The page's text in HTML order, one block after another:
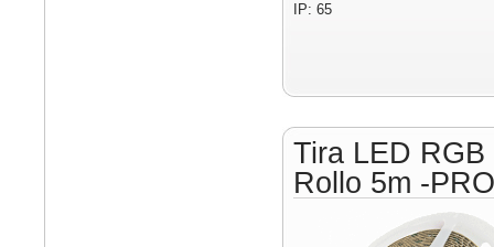
IP: 65
Tira LED
Rollo 5m -